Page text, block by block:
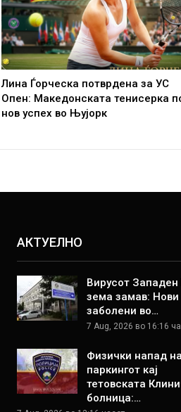
Лина Ѓорческа потврдена за УС
Опен: Македонската тенисерка
нов успех во Њујорк
АКТУЕЛНО
Вирусот
зема замав:
заболени во…
7 Aug, 2026 во 16:16
Физички напад на
паркингот кај
тетовската
болница:…